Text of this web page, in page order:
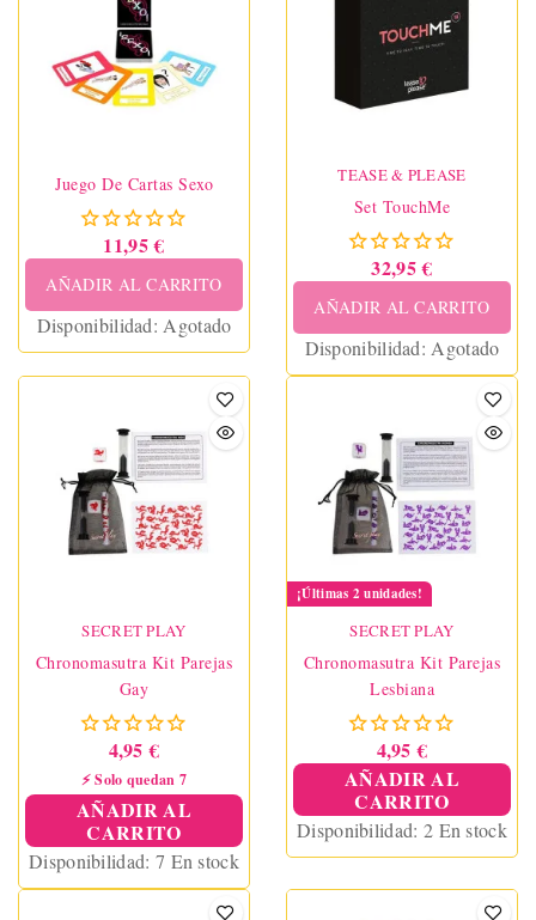
Juego De Cartas Sexo
11,95 €
AÑADIR AL CARRITO
Disponibilidad: Agotado
TEASE & PLEASE
Set TouchMe
32,95 €
AÑADIR AL CARRITO
Disponibilidad: Agotado
SECRET PLAY
Chronomasutra Kit Parejas
Gay
4,95 €
⚡ Solo quedan 7
AÑADIR AL
CARRITO
Disponibilidad: 7 En stock
¡Últimas 2 unidades!
SECRET PLAY
Chronomasutra Kit Parejas
Lesbiana
4,95 €
AÑADIR AL
CARRITO
Disponibilidad: 2 En stock